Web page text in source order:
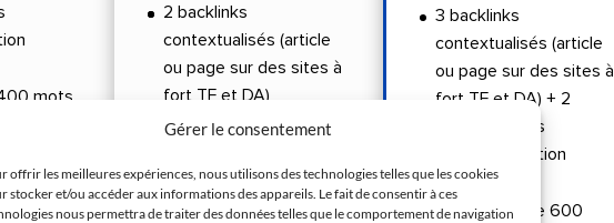
Gérer le consentement
offrir les meilleures expériences, nous utilisons des technologies telles que les cookies
stocker et/ou accéder aux informations des appareils. Le fait de consentir à ces
nous permettra de traiter des données telles que le comportement de navigation
mots
2 backlinks
contextualisés (article
ou page sur des sites à
fort TF et DA)
ou 1 optimisation de
page
3 backlinks
contextualisés (article
ou page sur des sites à
fort TF et DA) + 2
backlinks sans
contextualisation
2 créations de 600